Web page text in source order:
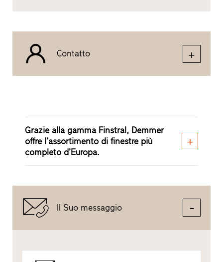
Contatto
Grazie alla gamma Finstral, Demmer
offre l’assortimento di finestre più
completo d’Europa.
Il Suo messaggio